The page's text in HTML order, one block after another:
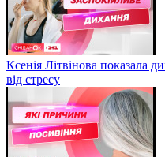
Ксенія Літвінова показала
від стресу